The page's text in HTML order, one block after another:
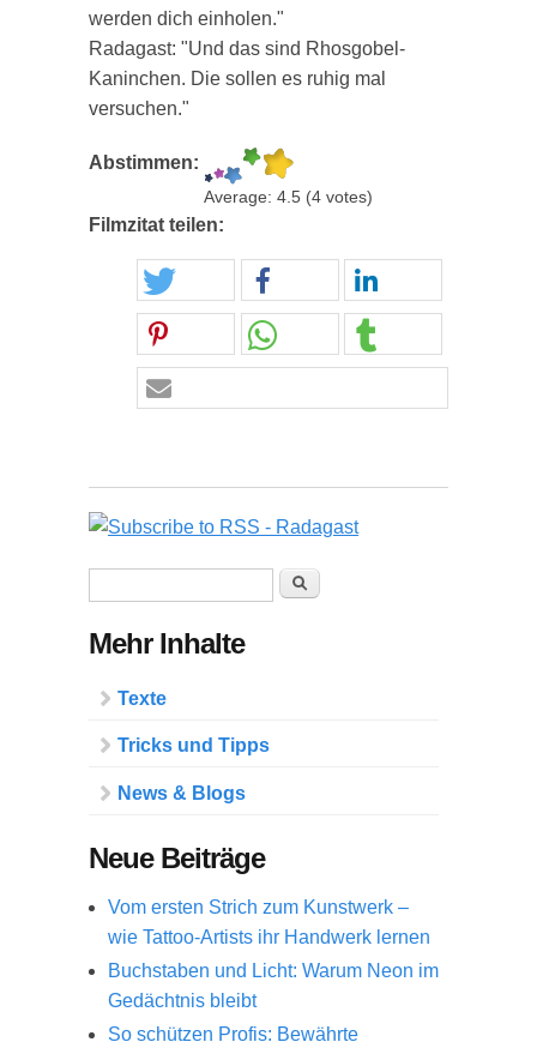
werden dich einholen."
Radagast: "Und das sind Rhosgobel-
Kaninchen. Die sollen es ruhig mal
versuchen."
Abstimmen:
Average: 4.5 (4 votes)
Filmzitat teilen:
Suche
Mehr Inhalte
Texte
Tricks und Tipps
News & Blogs
Neue Beiträge
Vom ersten Strich zum Kunstwerk –
wie Tattoo-Artists ihr Handwerk lernen
Buchstaben und Licht: Warum Neon im
Gedächtnis bleibt
So schützen Profis: Bewährte